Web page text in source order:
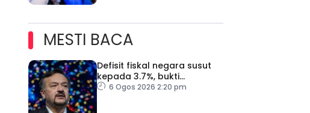
MESTI BACA
Defisit fiskal negara susut
kepada 3.7%, bukti
keyakinan pelabur masih
6 Ogos 2026 2:20 pm